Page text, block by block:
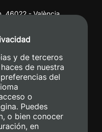
46022 - València
00 50
y de terceros
de nuestra
del
o
Puedes
o bien conocer
en